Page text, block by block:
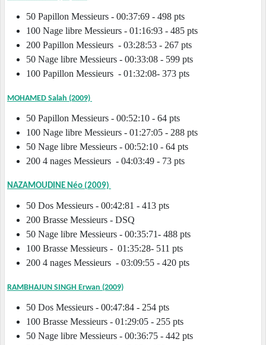
50 Papillon Messieurs - 00:37:69 - 498 pts
100 Nage libre Messieurs - 01:16:93 - 485 pts
200 Papillon Messieurs - 03:28:53 - 267 pts
50 Nage libre Messieurs - 00:33:08 - 599 pts
100 Papillon Messieurs - 01:32:08- 373 pts
MOHAMED Salah (2009)
50 Papillon Messieurs - 00:52:10 - 64 pts
100 Nage libre Messieurs - 01:27:05 - 288 pts
50 Nage libre Messieurs - 00:52:10 - 64 pts
200 4 nages Messieurs - 04:03:49 - 73 pts
NAZAMOUDINE Néo (2009)
50 Dos Messieurs - 00:42:81 - 413 pts
200 Brasse Messieurs - DSQ
50 Nage libre Messieurs - 00:35:71- 488 pts
100 Brasse Messieurs - 01:35:28- 511 pts
200 4 nages Messieurs - 03:09:55 - 420 pts
RAMBHAJUN SINGH Erwan (2009)
50 Dos Messieurs - 00:47:84 - 254 pts
100 Brasse Messieurs - 01:29:05 - 255 pts
50 Nage libre Messieurs - 00:36:75 - 442 pts